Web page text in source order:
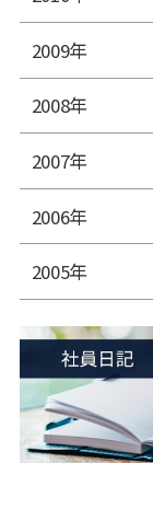
2009年
2008年
2007年
2006年
2005年